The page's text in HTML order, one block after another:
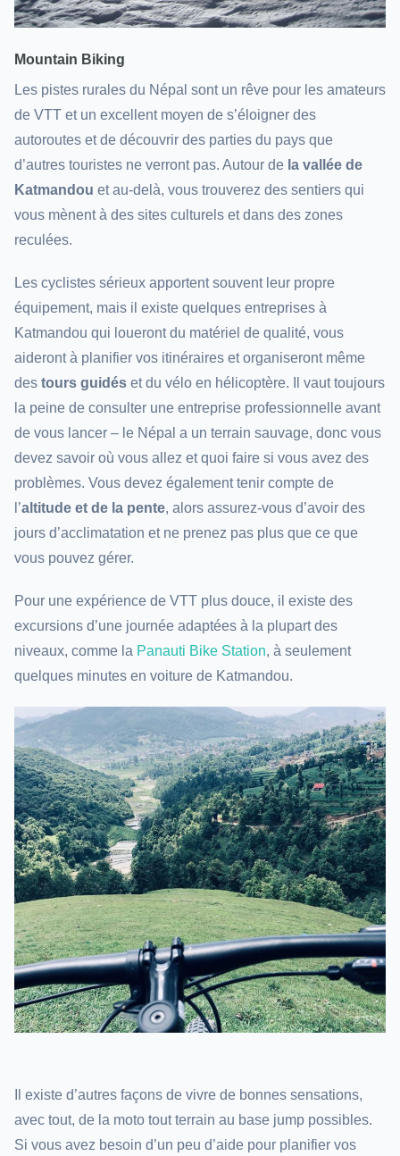
Mountain Biking
Les pistes rurales du Népal sont un rêve pour les amateurs
de VTT et un excellent moyen de s’éloigner des
autoroutes et de découvrir des parties du pays que
d’autres touristes ne verront pas. Autour de la vallée de
Katmandou et au-delà, vous trouverez des sentiers qui
vous mènent à des sites culturels et dans des zones
reculées.
Les cyclistes sérieux apportent souvent leur propre
équipement, mais il existe quelques entreprises à
Katmandou qui loueront du matériel de qualité, vous
aideront à planifier vos itinéraires et organiseront même
des tours guidés et du vélo en hélicoptère. Il vaut toujours
la peine de consulter une entreprise professionnelle avant
de vous lancer – le Népal a un terrain sauvage, donc vous
devez savoir où vous allez et quoi faire si vous avez des
problèmes. Vous devez également tenir compte de
l’altitude et de la pente, alors assurez-vous d’avoir des
jours d’acclimatation et ne prenez pas plus que ce que
vous pouvez gérer.
Pour une expérience de VTT plus douce, il existe des
excursions d’une journée adaptées à la plupart des
niveaux, comme la Panauti Bike Station, à seulement
quelques minutes en voiture de Katmandou.
Il existe d’autres façons de vivre de bonnes sensations,
avec tout, de la moto tout terrain au base jump possibles.
Si vous avez besoin d’un peu d’aide pour planifier vos